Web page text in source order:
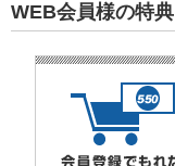
WEB会員様の特典